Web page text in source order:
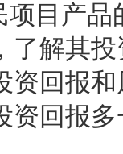
目产品
了解其
资回报
资回报